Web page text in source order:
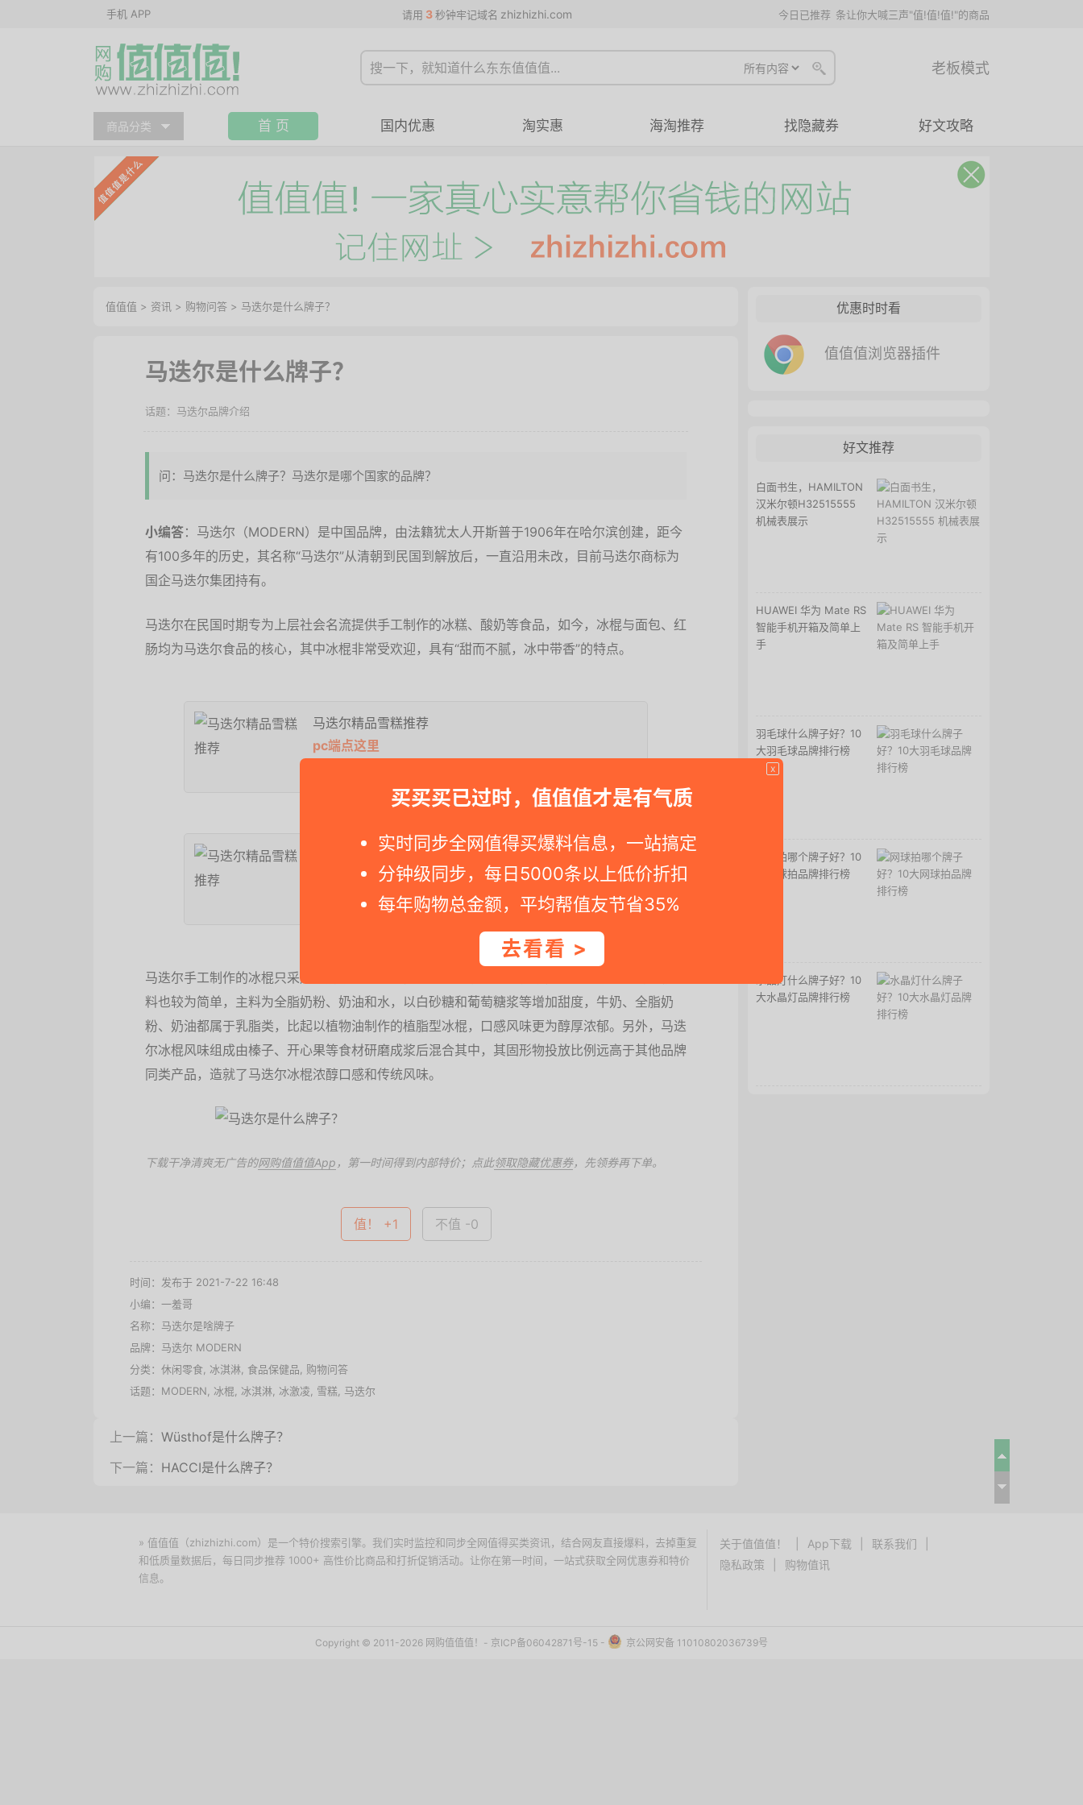
手机 APP 请用 3 秒钟牢记域名 zhizhizhi.com 今日已推荐 条让你大喊三声"值!值!值!"的商品
老板模式
商品分类 首 页 国内优惠 淘实惠 海淘推荐 找隐藏券 好文攻略
x
买买买已过时，值值值才是有气质
实时同步全网值得买爆料信息，一站搞定
分钟级同步，每日5000条以上低价折扣
每年购物总金额，平均帮值友节省35%
去看看 >
值值值 > 资讯 > 购物问答 > 马迭尔是什么牌子？
马迭尔是什么牌子？
马迭尔品牌介绍
问：马迭尔是什么牌子？马迭尔是哪个国家的品牌？
小编答：马迭尔（MODERN）是中国品牌，由法籍犹太人开斯普于1906年在哈尔滨创建，距今
有100多年的历史，其名称“马迭尔”从清朝到民国到解放后，一直沿用未改，目前马迭尔商标为
国企马迭尔集团持有。
马迭尔在民国时期专为上层社会名流提供手工制作的冰糕、酸奶等食品，如今，冰棍与面包、红
肠均为马迭尔食品的核心，其中冰棍非常受欢迎，具有“甜而不腻，冰中带香”的特点。
马迭尔精品雪糕推荐
pc端点这里
马迭尔精品雪糕推荐
移动端点这里
>
马迭尔手工制作的冰棍只采用牛奶、水为原料，并以鸡蛋清充当增稠剂，即使是预包装的冰棍原
料也较为简单，主料为全脂奶粉、奶油和水，以白砂糖和葡萄糖浆等增加甜度，牛奶、全脂奶
粉、奶油都属于乳脂类，比起以植物油制作的植脂型冰棍，口感风味更为醇厚浓郁。另外，马迭
尔冰棍风味组成由榛子、开心果等食材研磨成浆后混合其中，其固形物投放比例远高于其他品牌
同类产品，造就了马迭尔冰棍浓醇口感和传统风味。
下载干净清爽无广告的网购值值值App ，第一时间得到内部特价；点此领取隐藏优惠券，先领券再下单。
值！ +1 不值 -0
时间：发布于 2021-7-22 16:48
小编：一羞哥
名称： 马迭尔是啥牌子
品牌： 马迭尔 MODERN
分类： 休闲零食 冰淇淋 食品保健品
购物问答
话题： MODERN 冰棍 冰淇淋 冰激凌 雪糕 马迭尔
上一篇： Wüsthof是什么牌子？
下一篇： HACCI是什么牌子？
优惠时时看
值值值浏览器插件
好文推荐
白面书生，HAMILTON
汉米尔顿H32515555
机械表展示
HUAWEI 华为 Mate RS
智能手机开箱及简单上
手
羽毛球什么牌子好？10
大羽毛球品牌排行榜
网球拍哪个牌子好？10
大网球拍品牌排行榜
水晶灯什么牌子好？10
大水晶灯品牌排行榜
» 值值值（zhizhizhi.com）是一个特价搜索引擎。我们实时监控和同步全网值得买类资讯，结合网友直接爆料，去掉重复
和低质量数据后，每日同步推荐 1000+ 高性价比商品和打折促销活动。让你在第一时间，一站式获取全网优惠券和特价
信息。
关于值值值！ App下载 联系我们
隐私政策
购物值讯
Copyright © 2011-2026 网购值值值！- 京ICP备06042871号-15 - 京公网安备 11010802036739号